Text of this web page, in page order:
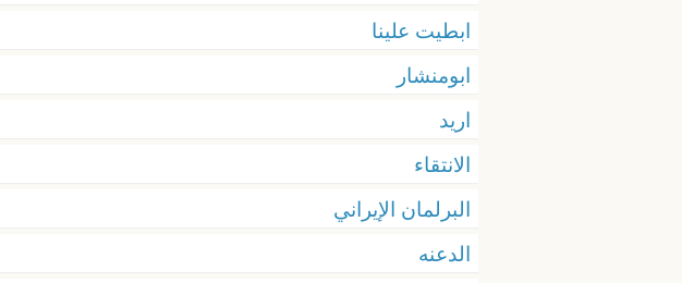
ابطيت علينا
ابومنشار
اريد
الانتقاء
البرلمان الإيراني
الدعنه